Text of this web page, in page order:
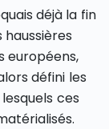
déjà la fin
européens,
défini les
ces